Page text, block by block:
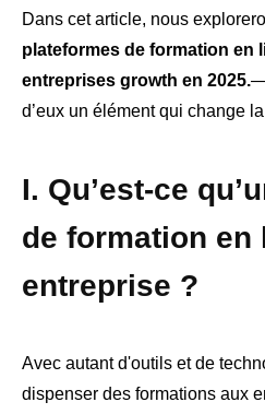
Dans cet article, nous
plateformes de formation en
entreprises growth en 2025.—
d’eux un élément qui change
I. Qu’est-ce
de formation en
entreprise ?
Avec autant d'outils et de
dispenser des formations aux